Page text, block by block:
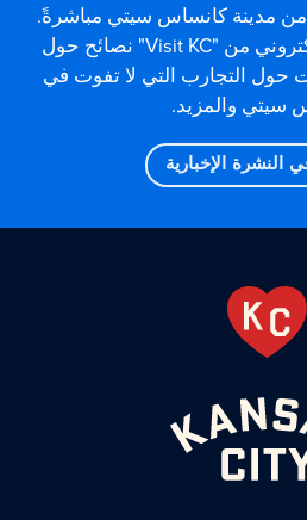
مدينة كانساس سيتي مباشرةً.
تقدم رسائل البريد الإلكتروني من "Visit KC" نصائح حول
حول التجارب التي لا تفوت في
سيتي والمزيد.
النشرة الإخبارية